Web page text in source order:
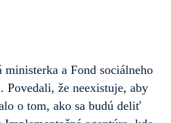
a Fond sociálneho
Povedali, že neexistuje, aby
o tom, ako sa budú deliť